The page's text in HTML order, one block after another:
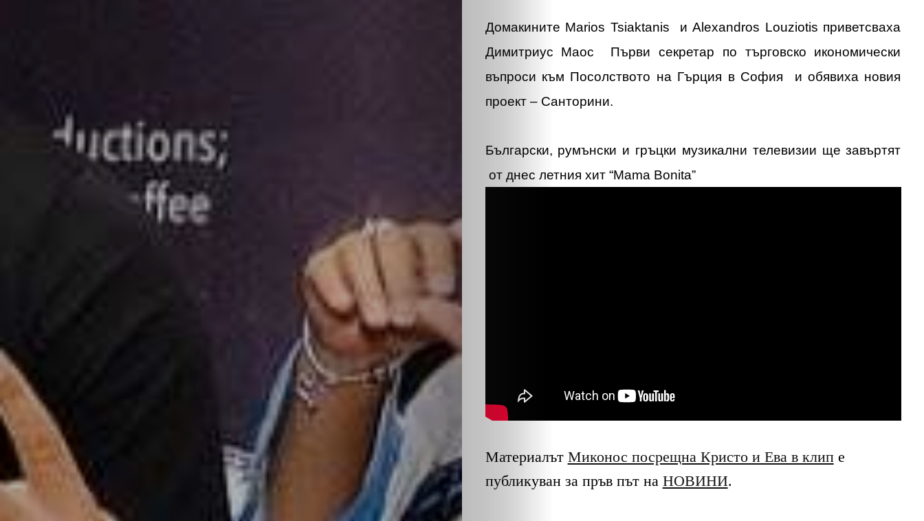
ЛИДЕРИ
СЪБИТИЯ
БИЗНЕСЪТ
Домакините Marios Tsiaktanis и Alexandros Louziotis приветсваха
Димитриус Маос Първи секретар по търговско икономически
въпроси към Посолството на Гърция в София и обявиха новия
проект – Санторини.
Български, румънски и гръцки музикални телевизии ще завъртят
от днес летния хит “Mama Bonita”
Материалът Миконос посрещна Кристо и Ева в клипе
публикуван за пръв път на НОВИНИ.